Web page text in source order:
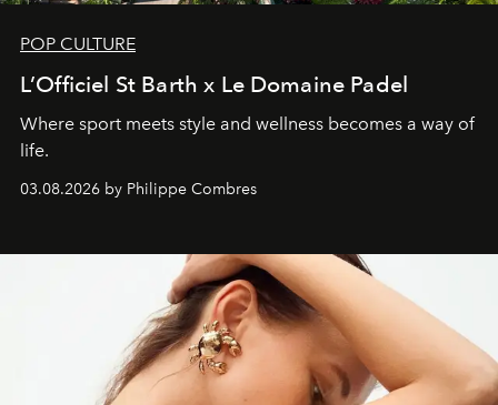
POP CULTURE
L’Officiel St Barth x Le Domaine Padel
Where sport meets style and wellness becomes a way of
life.
03.08.2026 by Philippe Combres